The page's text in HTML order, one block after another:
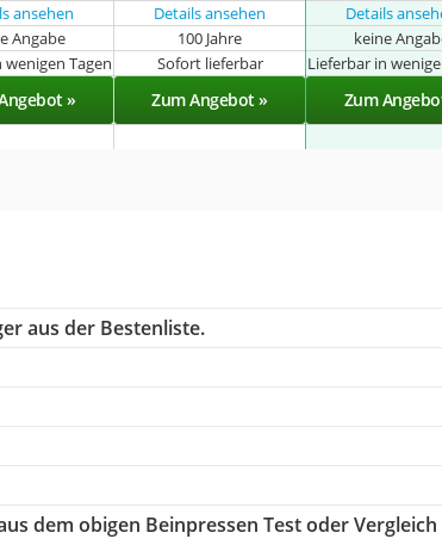
ansehen Details ansehen Details
Angabe 100 Jahre keine
wenigen Tagen Sofort lieferbar Lieferbar in
» Zum Angebot » Zum
aus der Bestenliste.
dem obigen Beinpressen Test oder Vergleich